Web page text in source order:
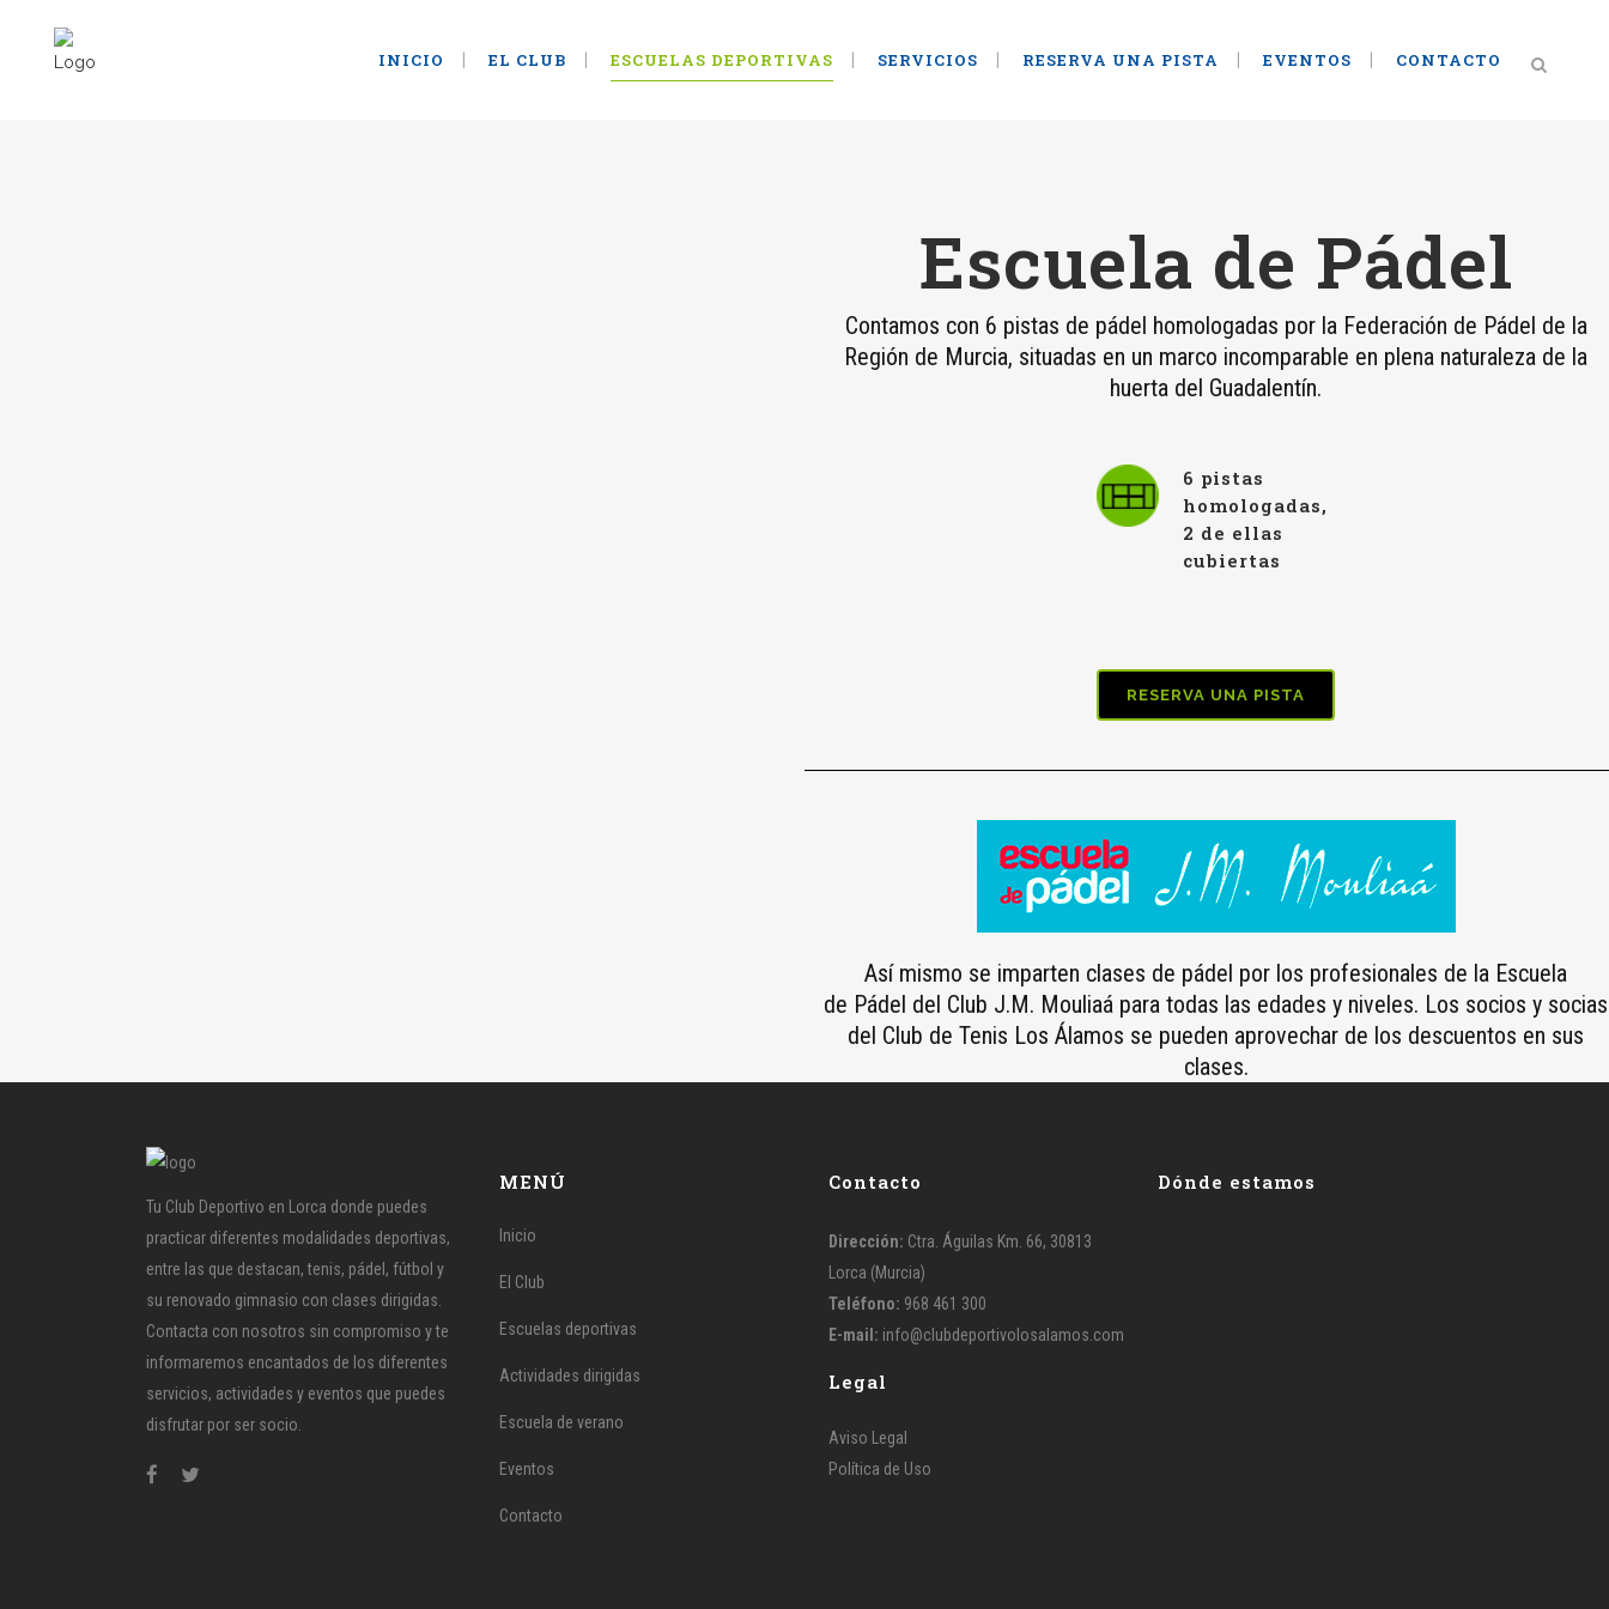
INICIO EL CLUB ESCUELAS DEPORTIVAS SERVICIOS RESERVA UNA PISTA EVENTOS CONTACTO
Escuela de Pádel
Contamos con 6 pistas de pádel homologadas por la Federación de Pádel de la
Región de Murcia, situadas en un marco incomparable en plena naturaleza de la
huerta del Guadalentín.
6 pistas
homologadas,
2 de ellas
cubiertas
RESERVA UNA PISTA
Así mismo se imparten clases de pádel por los profesionales de la Escuela
de Pádel del Club J.M. Mouliaá para todas las edades y niveles. Los socios y socias
del Club de Tenis Los Álamos se pueden aprovechar de los descuentos en sus
clases.
Tu Club Deportivo en Lorca donde puedes
practicar diferentes modalidades deportivas,
entre las que destacan, tenis, pádel, fútbol y
su renovado gimnasio con clases dirigidas.
Contacta con nosotros sin compromiso y te
informaremos encantados de los diferentes
servicios, actividades y eventos que puedes
disfrutar por ser socio.
MENÚ
Inicio
El Club
Escuelas deportivas
Actividades dirigidas
Escuela de verano
Eventos
Contacto
Contacto
Dirección: Ctra. Águilas Km. 66, 30813
Lorca (Murcia)
Teléfono: 968 461 300
E-mail: info@clubdeportivolosalamos.com
Legal
Aviso Legal
Política de Uso
Dónde estamos